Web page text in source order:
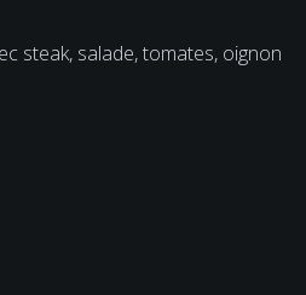
steak, salade, tomates, oignon